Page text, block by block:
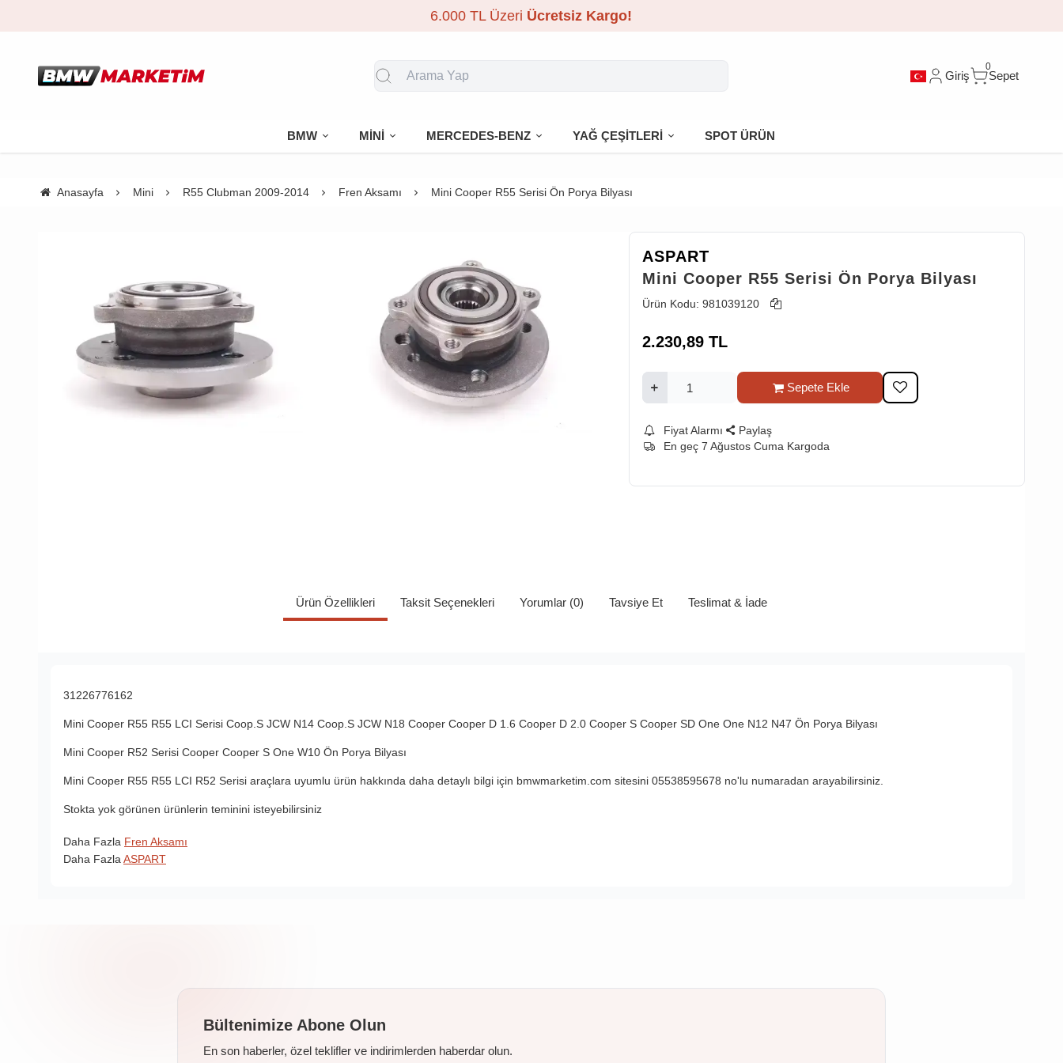
6.000 TL Üzeri Ücretsiz Kargo!
Giriş
0
Sepet
BMW MİNİ MERCEDES-BENZ YAĞ ÇEŞİTLERİ SPOT ÜRÜN
Anasayfa Mini R55 Clubman 2009-2014 Fren Aksamı Mini Cooper R55 Serisi Ön Porya Bilyası
ASPART
Mini Cooper R55 Serisi Ön Porya Bilyası
Ürün Kodu: 981039120
2.230,89 TL
Sepete Ekle
Fiyat Alarmı
Paylaş
En geç 7 Ağustos Cuma Kargoda
Ürün Özellikleri Taksit Seçenekleri Yorumlar (0) Tavsiye Et Teslimat & İade
31226776162
Mini Cooper R55 R55 LCI Serisi Coop.S JCW N14 Coop.S JCW N18 Cooper Cooper D 1.6 Cooper D 2.0 Cooper S Cooper SD One One N12 N47 Ön Porya Bilyası
Mini Cooper R52 Serisi Cooper Cooper S One W10 Ön Porya Bilyası
Mini Cooper R55 R55 LCI R52 Serisi araçlara uyumlu ürün hakkında daha detaylı bilgi için bmwmarketim.com sitesini 05538595678 no'lu numaradan arayabilirsiniz.
Stokta yok görünen ürünlerin teminini isteyebilirsiniz
Daha Fazla Fren Aksamı
Daha Fazla ASPART
Bültenimize Abone Olun
En son haberler, özel teklifler ve indirimlerden haberdar olun.